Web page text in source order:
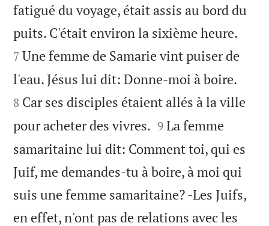
fatigué du voyage, était assis au bord du
puits. C'était environ la sixième heure.
7 Une femme de Samarie vint puiser de
l'eau. Jésus lui dit: Donne-moi à boire.
8 Car ses disciples étaient allés à la ville
pour acheter des vivres. 

9 La femme
samaritaine lui dit: Comment toi, qui es
Juif, me demandes-tu à boire, à moi qui
suis une femme samaritaine? -Les Juifs,
en effet, n'ont pas de relations avec les